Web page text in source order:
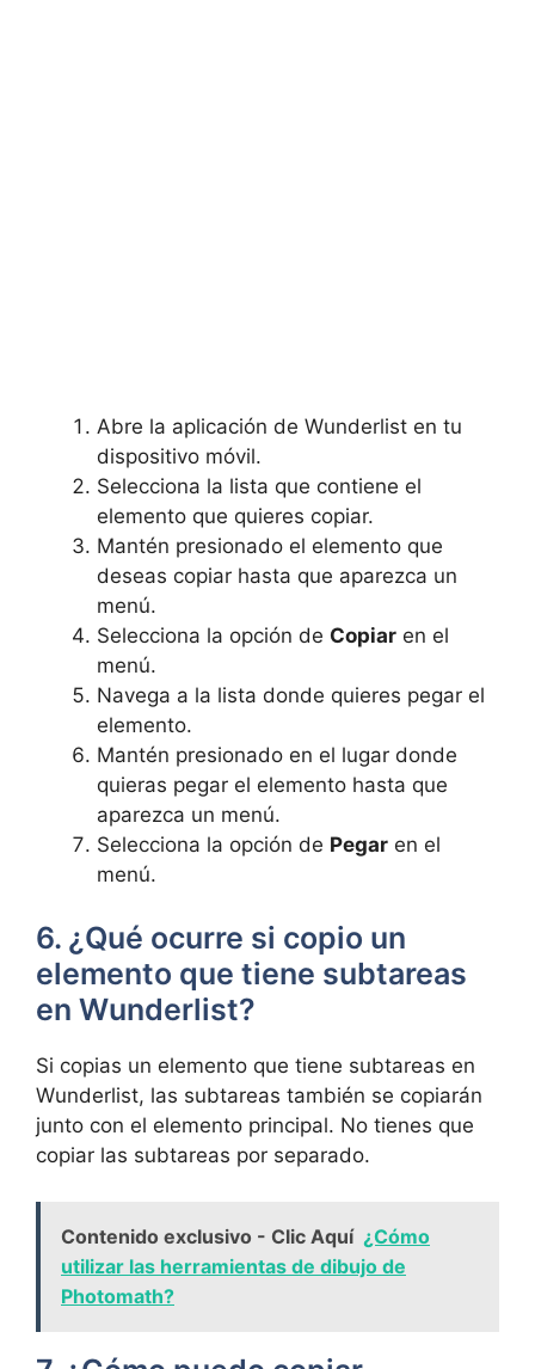
Abre la aplicación de Wunderlist en tu
dispositivo móvil.
Selecciona la lista que contiene el
elemento que quieres copiar.
Mantén presionado el elemento que
deseas copiar hasta que aparezca un
menú.
Selecciona la opción de Copiar en el
menú.
Navega a la lista donde quieres pegar el
elemento.
Mantén presionado en el lugar donde
quieras pegar el elemento hasta que
aparezca un menú.
Selecciona la opción de Pegar en el
menú.
6. ¿Qué ocurre si copio un
elemento que tiene subtareas
en Wunderlist?
Si copias un elemento que tiene subtareas en
Wunderlist, las subtareas también se copiarán
junto con el elemento principal. No tienes que
copiar las subtareas por separado.
Contenido exclusivo - Clic Aquí ¿Cómo
utilizar las herramientas de dibujo de
Photomath?